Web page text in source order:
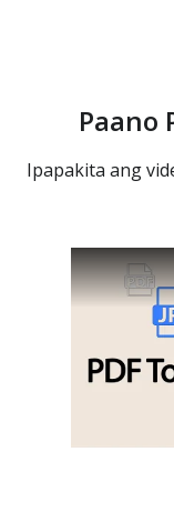
Paano
Ipapakita ang